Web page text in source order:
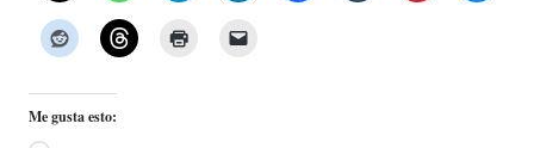
Me gusta esto: